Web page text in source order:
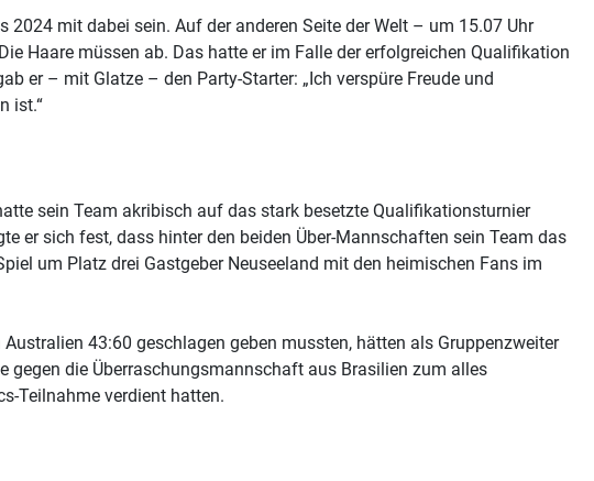
mit dabei sein. Auf der anderen Seite der Welt – um 15.07 Uhr
Haare müssen ab. Das hatte er im Falle der erfolgreichen Qualifikation
er – mit Glatze – den Party-Starter: „Ich verspüre Freude und
ist.“
sein Team akribisch auf das stark besetzte Qualifikationsturnier
er sich fest, dass hinter den beiden Über-Mannschaften sein Team das
um Platz drei Gastgeber Neuseeland mit den heimischen Fans im
43:60 geschlagen geben mussten, hätten als Gruppenzweiter
gegen die Überraschungsmannschaft aus Brasilien zum alles
Teilnahme verdient hatten.